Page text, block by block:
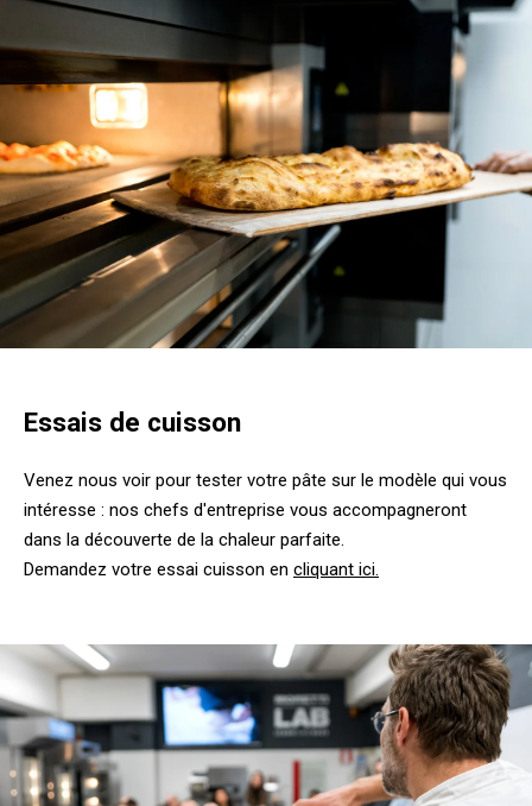
Essais de cuisson
Venez nous voir pour tester votre pâte sur le modèle qui vous
intéresse : nos chefs d'entreprise vous accompagneront
dans la découverte de la chaleur parfaite.
Demandez votre essai cuisson en cliquant ici.